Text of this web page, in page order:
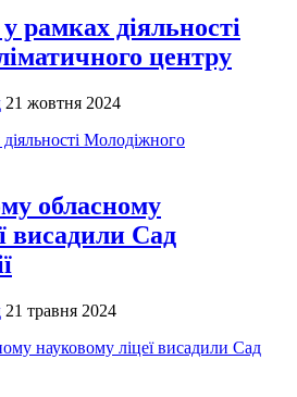
діяльності
центру
21 жовтня 2024
Молодіжного
обласному
висадили Сад
21 травня 2024
науковому ліцеї висадили Сад